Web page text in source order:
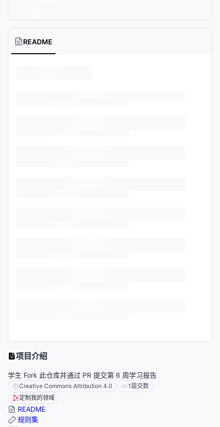
README
项目介绍
学生 Fork 此仓库并通过 PR 提交第 6 周学习报告
Creative Commons Attribution 4.0 1提交数
定制我的领域
README
规则集